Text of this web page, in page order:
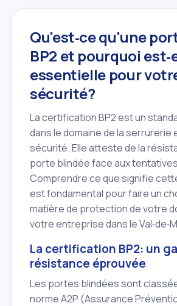
Qu'est‑ce qu'une
BP2 et pourquoi
essentielle pour
sécurité?
La certification BP2 est un
dans le domaine de la serrurerie
sécurité. Elle atteste de la
porte blindée face aux
Comprendre ce que signifie
est fondamental pour faire un
matière de protection de votre
votre entreprise dans le
La certification BP2: un
résistance éprouvée
Les portes blindées sont
norme A2P (Assurance